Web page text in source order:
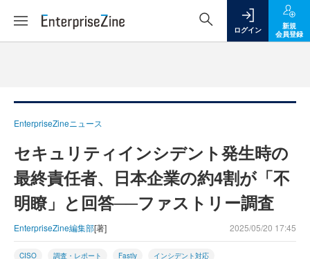
ログイン
新規
会員登録
EnterpriseZineニュース
セキュリティインシデント発生時の
最終責任者、日本企業の約4割が「不
明瞭」と回答──ファストリー調査
EnterpriseZine編集部[著] 2025/05/20 17:45
CISO 調査・レポート Fastly インシデント対応